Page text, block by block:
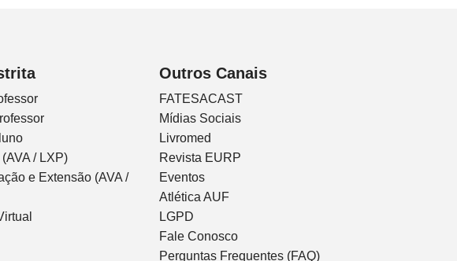
/ LXP)
e Extensão (AVA /
Outros Canais
FATESACAST
Mídias Sociais
Livromed
Revista EURP
Eventos
Atlética AUF
LGPD
Fale Conosco
Perguntas Frequentes (FAQ)